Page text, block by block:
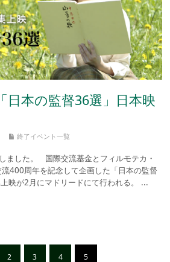
日本の監督36選」日本映
終了イベント一覧
ました。 国際交流基金とフィルモテカ・
400周年を記念して企画した「日本の監督
映が2月にマドリードにて行われる。 ...
2 3 4 5